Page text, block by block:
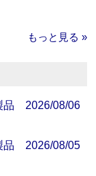
もっと見る »
品 2026/08/06
品 2026/08/05